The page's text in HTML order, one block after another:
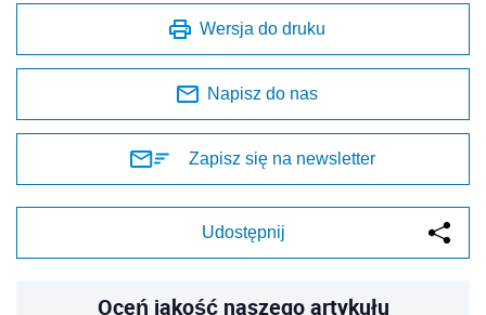
Wersja do druku
Napisz do nas
Zapisz się na newsletter
Udostępnij
Oceń jakość naszego artykułu